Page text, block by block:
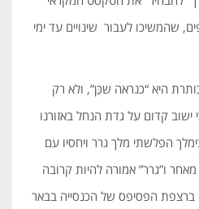
שהמשיכו לעבור שינויים עד ימי
היא “כנראה שכֵּן”, ולא רק
קדום על גדת הנחל באזורנו
הפלשתי מלך גרר ויחסיו עם
ו”גרר” אמורה להיות קרובה
הפסיפס של הכנסייה בבאר